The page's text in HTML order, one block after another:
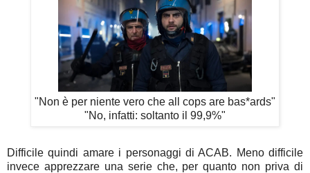
"Non è per niente vero che all cops are bas*ards"
"No, infatti: soltanto il 99,9%"
Difficile quindi amare i personaggi di ACAB. Meno difficile
invece apprezzare una serie che, per quanto non priva di